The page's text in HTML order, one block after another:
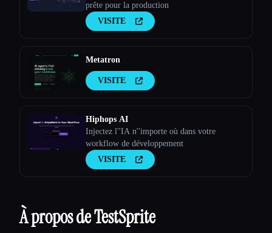
prête pour la production
VISITE
Metatron
VISITE
Hiphops AI
Injectez l''IA n''importe où dans votre
workflow de développement
VISITE
À propos de TestSprite